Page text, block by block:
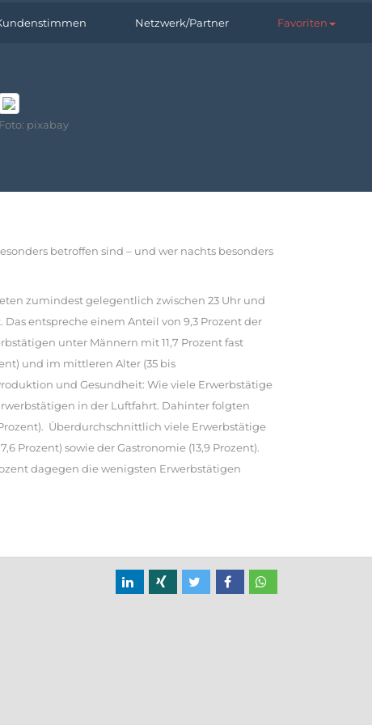
Netzwerk/Partner Favoriten
Foto: pixabay
betroffen sind – und wer nachts besonders
zumindest gelegentlich zwischen 23 Uhr und
entspreche einem Anteil von 9,3 Prozent der
unter Männern mit 11,7 Prozent fast
und im mittleren Alter (35 bis
und Gesundheit: Wie viele Erwerbstätige
in der Luftfahrt. Dahinter folgten
Überdurchschnittlich viele Erwerbstätige
Prozent) sowie der Gastronomie (13,9 Prozent).
dagegen die wenigsten Erwerbstätigen